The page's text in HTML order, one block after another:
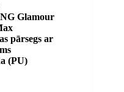
Glamour
pārsegs ar
(PU)